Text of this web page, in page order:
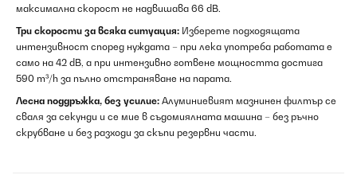
максимална скорост не надвишава 66 dB.
Три скорости за всяка ситуация: Изберете подходящата
интензивност според нуждата – при лека употреба работата е
само на 42 dB, а при интензивно готвене мощността достига
590 m³/h за пълно отстраняване на парата.
Лесна поддръжка, без усилие: Алуминиевият мазнинен филтър се
сваля за секунди и се мие в съдомиялната машина – без ръчно
скрубване и без разходи за скъпи резервни части.